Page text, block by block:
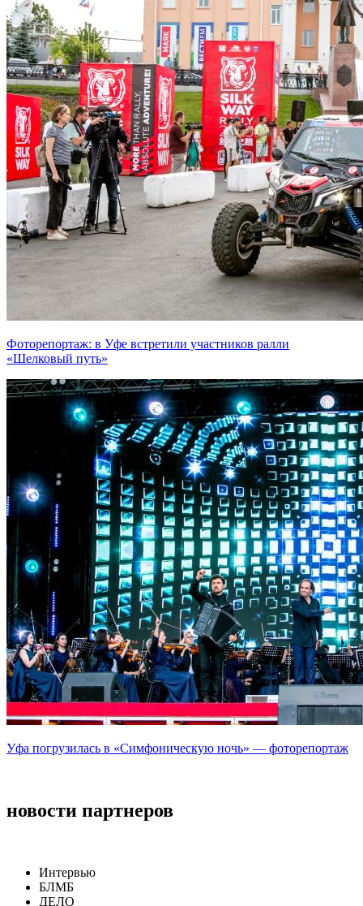
Фоторепортаж: в Уфе встретили участников ралли
«Шелковый путь»
Уфа погрузилась в «Симфоническую ночь» — фоторепортаж
новости партнеров
Интервью
БЛМБ
ДЕЛО